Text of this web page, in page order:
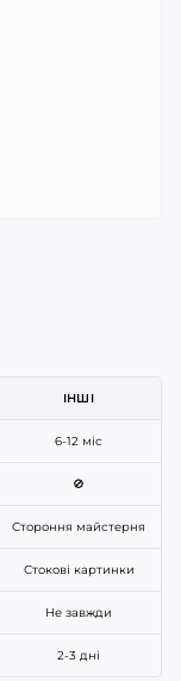
ІНШІ
6-12 міс
🚫
Стороння майстерня
Стокові картинки
Не завжди
2-3 дні